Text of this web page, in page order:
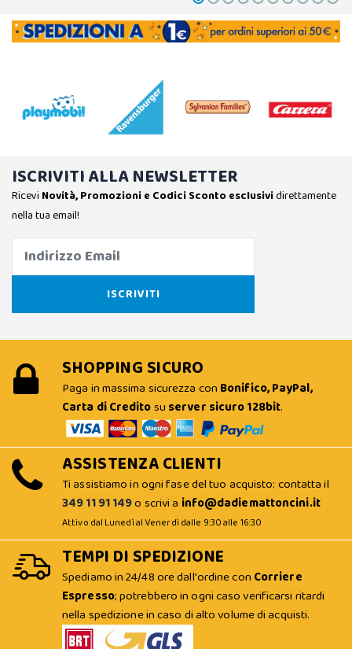
ISCRIVITI ALLA NEWSLETTER
Ricevi Novità, Promozioni e Codici Sconto esclusividirettamente
nella tua email!
SHOPPING SICURO
Paga in massima sicurezza con Bonifico, PayPal,
Carta di Creditosu server sicuro 128bit.
ASSISTENZA CLIENTI
Ti assistiamo in ogni fase del tuo acquisto: contatta il
349 11 91 149o scrivi a info@dadiemattoncini.it
Attivo dal Lunedì al Venerdì dalle 9:30 alle 16:30
TEMPI DI SPEDIZIONE
Spediamo in 24/48 ore dall'ordine con Corriere
Espresso; potrebbero in ogni caso verificarsi ritardi
nella spedizione in caso di alto volume di acquisti.